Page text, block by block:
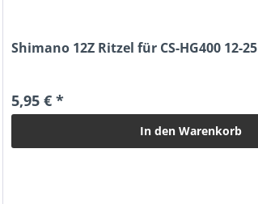
Shimano 12Z Ritzel für CS-HG400 12-25
5,95 € *
In den Warenkorb